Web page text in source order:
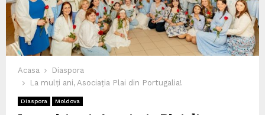
Acasa
Diaspora
La mulți ani, Asociația Plai din Portugalia!
Diaspora Moldova